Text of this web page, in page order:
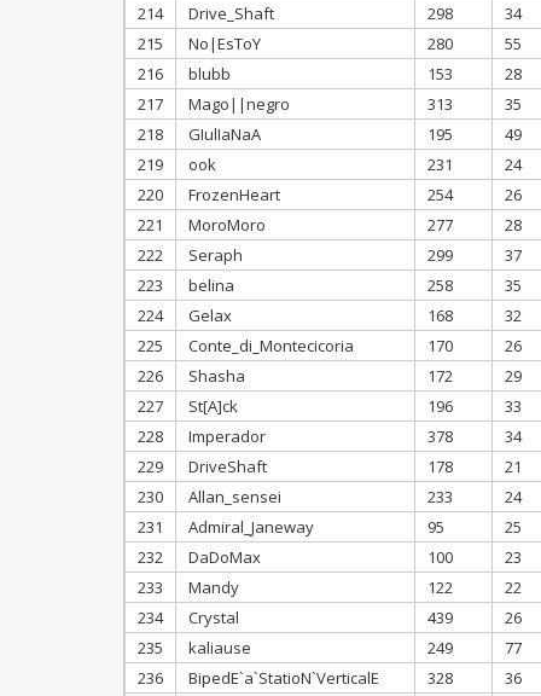
214
Drive_Shaft 298
34
215
No|EsToY 280
55
216
blubb 153
28
217
Mago||negro 313
35
218
GIulIaNaA 195
49
219
ook 231
24
220
FrozenHeart 254
26
221
MoroMoro 277
28
222
Seraph 299
37
223
belina 258
35
224
Gelax 168
32
225
Conte_di_Montecicoria 170
26
226
Shasha 172
29
227
St[A]ck 196
33
228
Imperador 378
34
229
DriveShaft 178
21
230
Allan_sensei 233
24
231
Admiral_Janeway 95
25
232
DaDoMax 100
23
233
Mandy 122
22
234
Crystal 439
26
235
kaliause 249
77
236
BipedE`a`StatioN`VerticalE 328
36